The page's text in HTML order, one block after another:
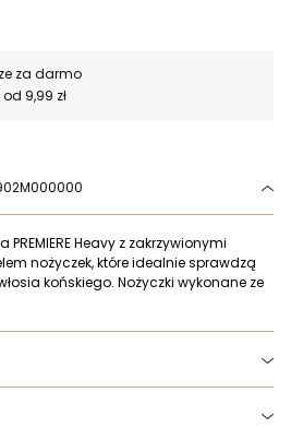
za darmo
9,99 zł
Heavy z zakrzywionymi
nożyczek, które idealnie sprawdzą
końskiego. Nożyczki wykonane ze